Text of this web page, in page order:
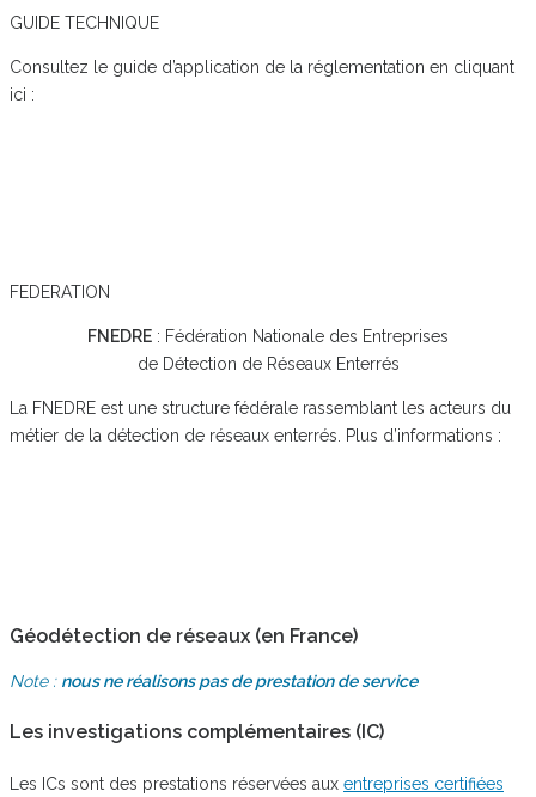
GUIDE TECHNIQUE
Consultez le guide d’application de la réglementation en cliquant
ici :
FEDERATION
FNEDRE : Fédération Nationale des Entreprises
de Détection de Réseaux Enterrés
La FNEDRE est une structure fédérale rassemblant les acteurs du
métier de la détection de réseaux enterrés. Plus d’informations :
Géodétection de réseaux (en France)
Note : nous ne réalisons pas de prestation de service
Les investigations complémentaires (IC)
Les ICs sont des prestations réservées aux entreprises certifiées